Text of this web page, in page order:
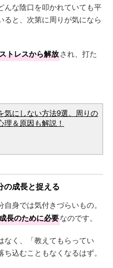
んな陰口を叩かれていても平
と、次第に周りが気になら
トレスから解放され、打た
気にしない方法9選。周りの
理＆原因も解説！
の成長と捉える
身では気付きづらいもの。
長のために必要なのです。
なく、「教えてもらってい
込むこともなくなるはず。